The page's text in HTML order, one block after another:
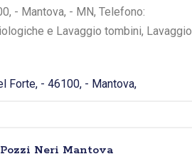
- Mantova, - MN, Telefono:
e Lavaggio tombini, Lavaggio
Forte, - 46100, - Mantova,
Neri Mantova